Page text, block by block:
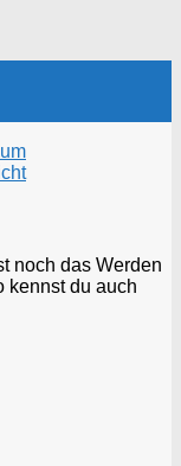
noch das Werden
kennst du auch